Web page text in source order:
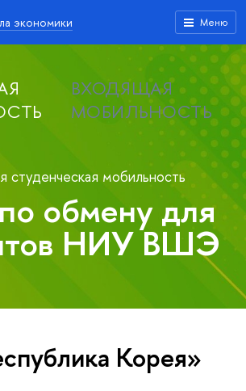
экономики Меню
ВХОДЯЩАЯ
МОБИЛЬНОСТЬ
мобильность
обмену для
НИУ ВШЭ
Корея»